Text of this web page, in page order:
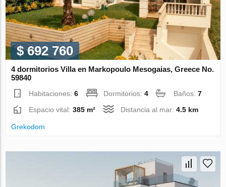
$ 692 760
4 dormitorios Villa en Markopoulo Mesogaias, Greece No.
59840
Habitaciones:6 Dormitorios:4 Baños:7
Espacio vital:385 m² Distancia al mar:4.5 km
Grekodom